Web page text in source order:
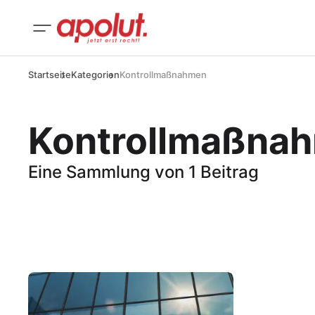
StartseiteKategorienKontrollmaßnahmen
Eine Sammlung von 1 Beitrag